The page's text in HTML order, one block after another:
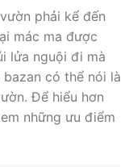
phải kể đến
mác ma được
lửa nguội đi mà
có thể nói là
Để hiểu hơn
những ưu điểm